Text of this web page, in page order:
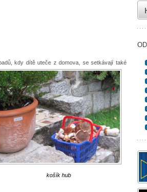
kdy dítě uteče z domova, se setkávají také
košík hub